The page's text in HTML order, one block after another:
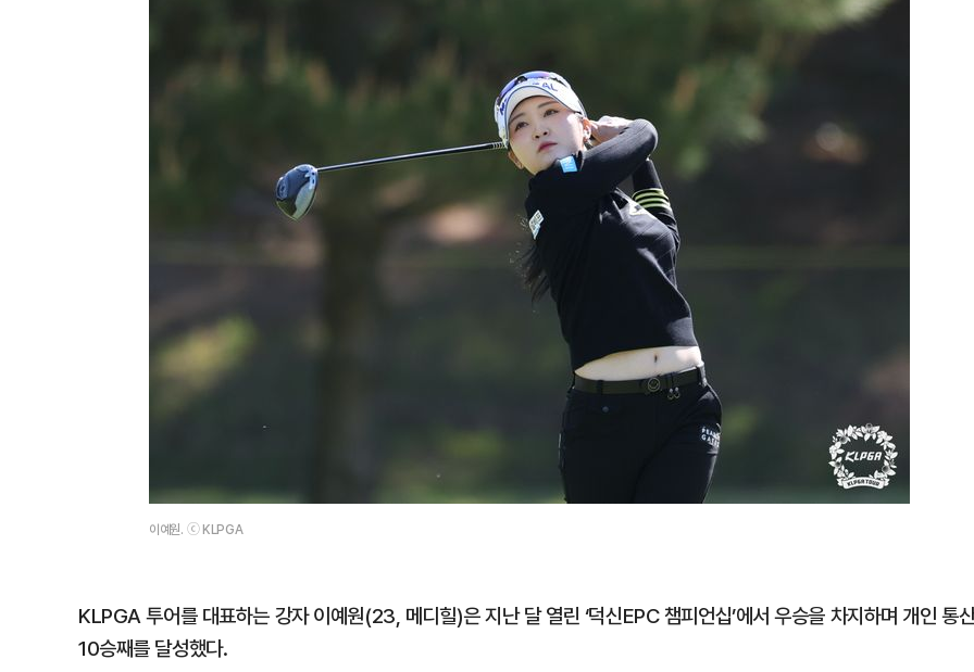
이예원. ⓒ KLPGA
KLPGA 투어를 대표하는 강자 이예원(23, 메디힐)은 지난 달 열린 ‘덕신EPC 챔피언십’에서 우승을 차지하며 개인 통
10승째를 달성했다.